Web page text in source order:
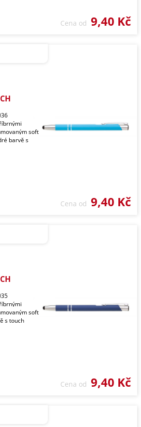
Cena od 9,40 Kč
soft
barvě s
Cena od 9,40 Kč
soft
s touch
Cena od 9,40 Kč